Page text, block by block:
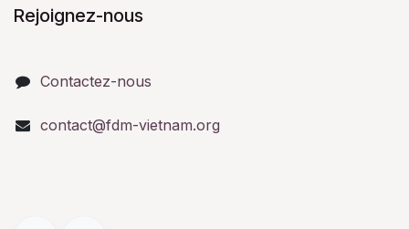
Rejoignez-nous
Contactez-nous
contact@fdm-vietnam.org